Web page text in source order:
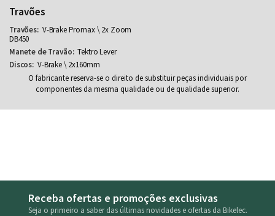
Travões
V-Brake Promax \ 2x Zoom
DB450
Tektro Lever
V-Brake \ 2x160mm
O fabricante reserva-se o direito de substituir peças individuais por
componentes da mesma qualidade ou de qualidade superior.
Receba ofertas e promoções exclusivas
Seja o primeiro a saber das últimas novidades e ofertas da Bikelec.